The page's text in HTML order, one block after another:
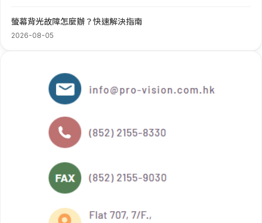
螢幕背光故障怎麼辦？快速解決指南
2026-08-05